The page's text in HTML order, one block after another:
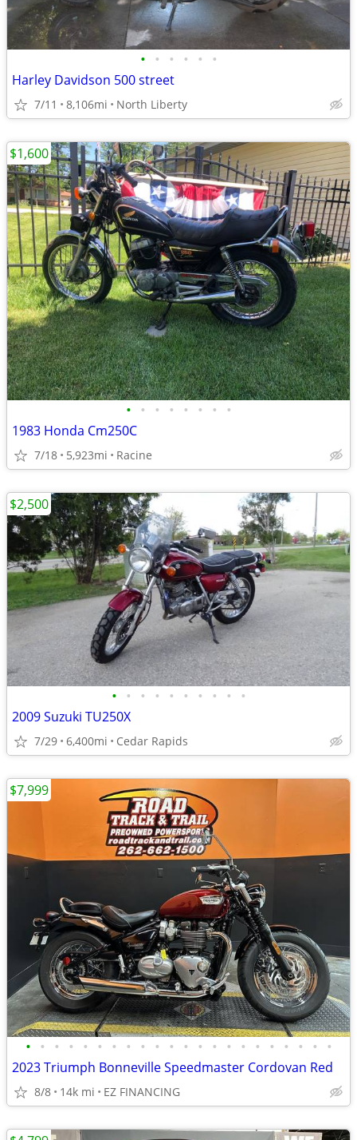
• • • • • •
Harley Davidson 500 street
7/11 8,106mi North Liberty
• • • • • • • •
1983 Honda Cm250C
7/18 5,923mi Racine
$1,600
• • • • • • • • • •
2009 Suzuki TU250X
7/29 6,400mi Cedar Rapids
$2,500
• • • • • • • • • • • • • • • • • • • • • •
2023 Triumph Bonneville Speedmaster Cordovan Red
8/8 14k mi EZ FINANCING
$7,999